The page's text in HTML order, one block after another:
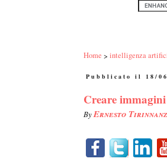
Home intelligenza
Pubblicato il 18/
Creare
ByErnesto